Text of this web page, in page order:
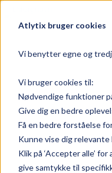
Atlytix bruger cookies
Vi benytter egne og
Vi bruger cookies til:
Nødvendige funktioner
Give dig en bedre
Få en bedre forståelse
Kunne vise dig
Klik på ‘Accepter alle’
give samtykke til